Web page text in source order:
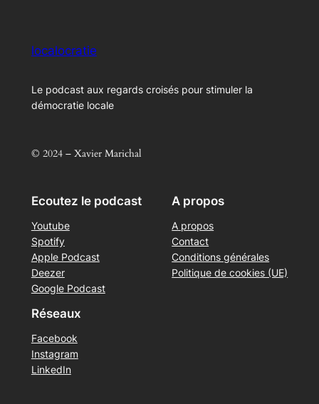
localocratie
Le podcast aux regards croisés pour stimuler la
démocratie locale
© 2024 – Xavier Marichal
Ecoutez le podcast
Youtube
Spotify
Apple Podcast
Deezer
Google Podcast
A propos
A propos
Contact
Conditions générales
Politique de cookies (UE)
Réseaux
Facebook
Instagram
LinkedIn